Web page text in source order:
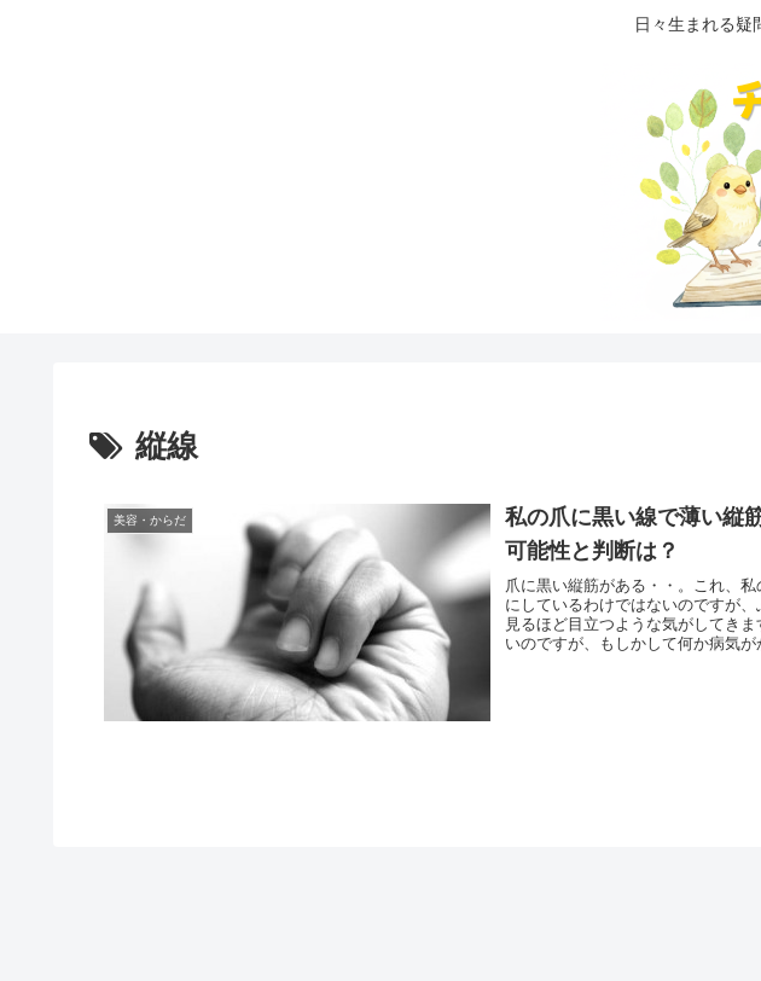
日々生まれる疑
縦線
美容・からだ
私の爪に黒い線で薄い縦
可能性と判断は？
爪に黒い縦筋がある・・。これ、
にしているわけではないのですが
見るほど目立つような気がしてき
いのですが、もしかして何か病気が